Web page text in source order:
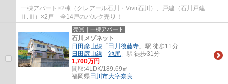
一棟アパート×2棟（クレアール石川・Vivir石川）、戸建（石川戸建
Ⅱ.Ⅲ）×2戸 全14戸のバルク売り！
売買｜一棟アパート
石川メゾネット
日田彦山線 「 田川後藤寺 」駅 徒歩11分
日田彦山線 「 池尻 」駅 徒歩31分
1,700万円
間取:4LDK/189.69㎡
福岡県田川市大字奈良